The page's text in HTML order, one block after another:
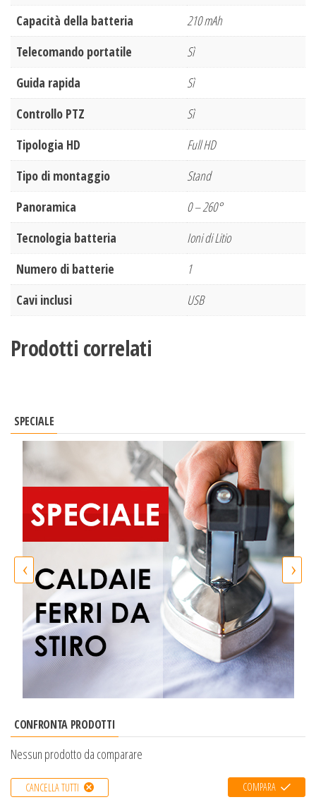
Capacità della batteria
210 mAh
Telecomando portatile
Sì
Guida rapida
Sì
Controllo PTZ
Sì
Tipologia HD
Full HD
Tipo di montaggio
Stand
Panoramica
0 – 260°
Tecnologia batteria
Ioni di Litio
Numero di batterie
1
Cavi inclusi
USB
Prodotti correlati
SPECIALE
‹ ›
CONFRONTA PRODOTTI
Nessun prodotto da comparare
CANCELLA TUTTI COMPARA